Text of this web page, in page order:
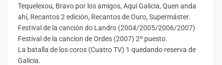
Tequelexou, Bravo por los amigos, Aquí Galicia, Quen anda
ahí, Recantos 2 edición, Recantos de Ouro, Supermáster.
Festival de la canción do Landro (2004/2005/2006/2007)
Festival de la cancion de Ordes (2007) 2º puesto.
La batalla de los coros (Cuatro TV) 1 quedando reserva de
Galicia.